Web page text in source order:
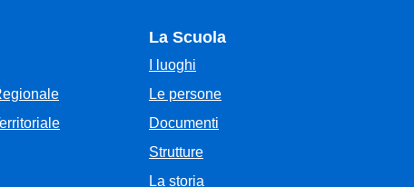
La Scuola
I luoghi
Le persone
Documenti
Strutture
La storia